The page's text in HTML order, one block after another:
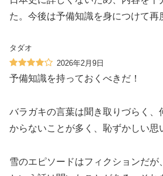
た。今後は予備知識を身につけて再
タダオ
2026年2月9日
予備知識を持っておくべきだ！
バラガキの言葉は聞き取りづらく、
からないことが多く、恥ずかしい思
雪のエピソードはフィクションだが